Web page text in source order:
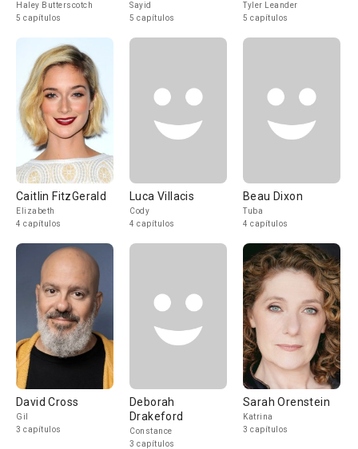
Haley Butterscotch
5 capítulos
Sayid
5 capítulos
Tyler Leander
5 capítulos
Caitlin FitzGerald
Elizabeth
4 capítulos
Luca Villacis
Cody
4 capítulos
Beau Dixon
Tuba
4 capítulos
David Cross
Gil
3 capítulos
Deborah
Drakeford
Constance
3 capítulos
Sarah Orenstein
Katrina
3 capítulos